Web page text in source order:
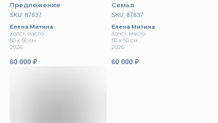
Предложение
SKU: 87837
Елена Митина
Холст, масло
50 х 50 см
2026
60 000 ₽
Семья
SKU: 87837
Елена Митина
Холст, масло
50 х 50 см
2026
60 000 ₽